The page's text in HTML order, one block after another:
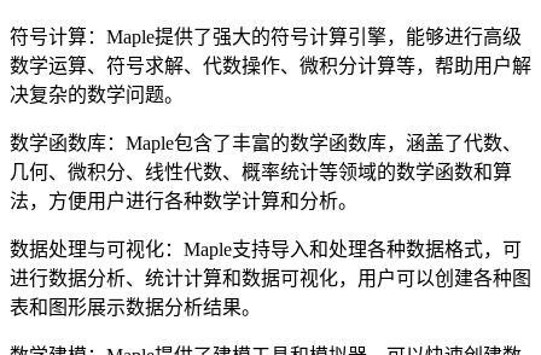
符号计算：Maple提供了强大的符号计算引擎，能够进行高级
数学运算、符号求解、代数操作、微积分计算等，帮助用户解
决复杂的数学问题。
数学函数库：Maple包含了丰富的数学函数库，涵盖了代数、
几何、微积分、线性代数、概率统计等领域的数学函数和算
法，方便用户进行各种数学计算和分析。
数据处理与可视化：Maple支持导入和处理各种数据格式，可
进行数据分析、统计计算和数据可视化，用户可以创建各种图
表和图形展示数据分析结果。